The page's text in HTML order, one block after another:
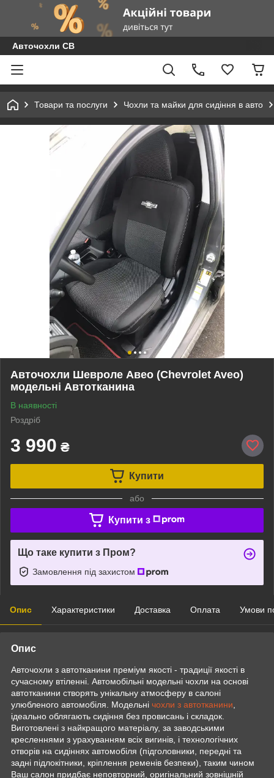
Авточохли СВ
Товари та послуги Чохли та майки для сидіння в авто
Авточохли Шевроле Авео (Chevrolet Aveo)
модельні Автотканина
В наявності
Роздріб
3 990 ₴
Купити
або
Купити з
Що таке купити з Пром?
Замовлення під захистом
Опис Характеристики Доставка Оплата Умови
Опис
Авточохли з автотканини преміум якості - традиції якості в
сучасному втіленні. Автомобільні модельні чохли на основі
автотканини створять унікальну атмосферу в салоні
улюбленого автомобіля. Модельні чохли з автотканини
ідеально облягають сидіння без провисань і складок.
Виготовлені з найкращого матеріалу, за заводськими
кресленнями з урахуванням всіх вигинів, і технологічних
отворів на сидіннях автомобіля (підголовники, передні та
задні підлокітники, кріплення ременів безпеки), таким чином
Ваш салон придбає неповторний, оригінальний зовнішній